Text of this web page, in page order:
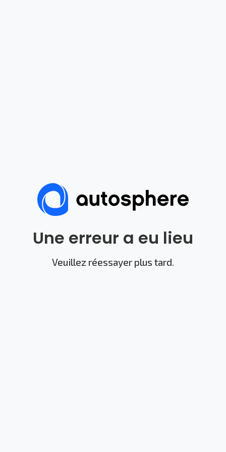
Une erreur a eu lieu
Veuillez réessayer plus tard.